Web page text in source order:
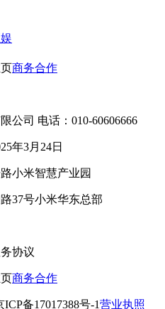
商务合作
公司 电话：010-60606666
年3月24日
小米智慧产业园
37号小米华东总部
协议
商务合作
ICP备17017388号-1营业执照